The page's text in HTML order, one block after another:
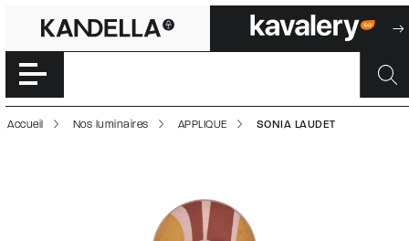
SONIA LAUDET
Accéder directement au contenu de la page
Accueil Nos luminaires APPLIQUE SONIA LAUDET